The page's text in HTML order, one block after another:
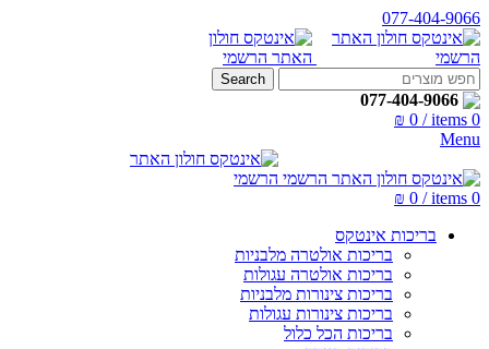
077-404-9066
Search
077-404-9066
0
items
/
₪ 0
Menu
0
items
/
₪ 0
בריכות אינטקס
בריכות אולטרה מלבניות
בריכות אולטרה עגולות
בריכות צינורות מלבניות
בריכות צינורות עגולות
בריכות הכל כלול